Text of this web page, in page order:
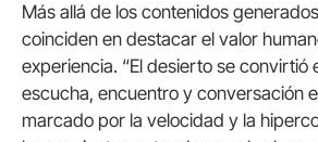
Más allá de los contenidos
coinciden en destacar el valor
experiencia. “El desierto se convirtió
escucha, encuentro y conversación
marcado por la velocidad y la